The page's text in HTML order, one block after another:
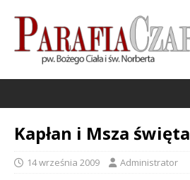
Kapłan i Msza święta
14 września 2009 Administrator